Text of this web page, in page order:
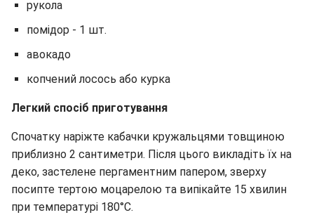
рукола
помідор - 1 шт.
авокадо
копчений лосось або курка
Легкий спосіб приготування
Спочатку наріжте кабачки кружальцями товщиною
приблизно 2 сантиметри. Після цього викладіть їх на
деко, застелене пергаментним папером, зверху
посипте тертою моцарелою та випікайте 15 хвилин
при температурі 180°C.